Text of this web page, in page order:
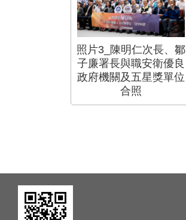
照片3_陳明仁次長、鄒
子廉署長與職安衛優良
政府機關及五星獎單位
合照